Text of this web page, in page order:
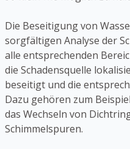
Die Beseitigung von
sorgfältigen Analyse der
alle entsprechenden
die Schadensquelle
beseitigt und die
Dazu gehören zum
das Wechseln von
Schimmelspuren.